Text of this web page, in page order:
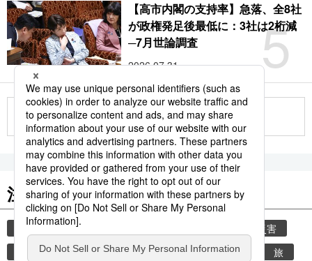
5
【高市内閣の支持率】急落、全8社
が政権発足後最低に：3社は2桁減
─7月世論調査
2026.07.31
もっと見る
注目のキーワード
共同通信ニュース
災害
津波 熊本 熊本地震 観光 旅